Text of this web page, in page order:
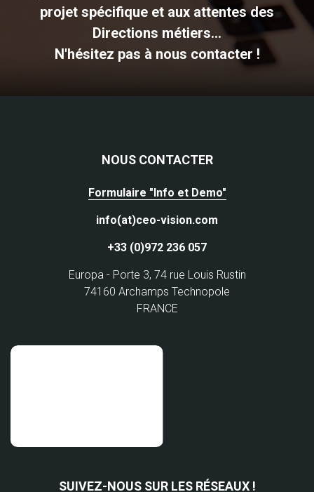
projet spécifique et aux attentes des
Directions métiers...
N'hésitez pas à nous contacter !
NOUS CONTACTER
Formulaire "Info et Demo"
info(at)ceo-vision.com
+33 (0)972 236 057
Europa - Porte 3, 74 rue Louis Rustin
74160 Archamps Technopole
FRANCE
SUIVEZ-NOUS SUR LES RÉSEAUX !